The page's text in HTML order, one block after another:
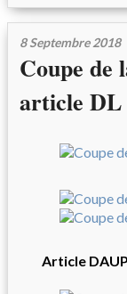
8 Septembre 2018
Coupe de
article DL
Article